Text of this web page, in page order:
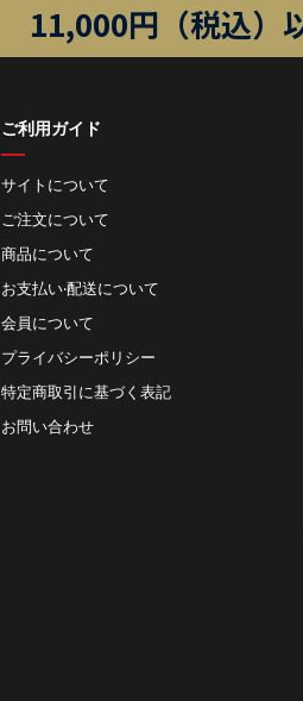
11,000円（税込）
ご利用ガイド
サイトについて
ご注⽂について
商品について
お⽀払い‧配送について
会員について
プライバシーポリシー
特定商取引に基づく表記
お問い合わせ